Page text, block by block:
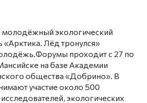
молодёжный экологический
Лёд тронулся»
проходит с 27 по
на базе Академии
общества «Добрино». В
участие около 500
экологических